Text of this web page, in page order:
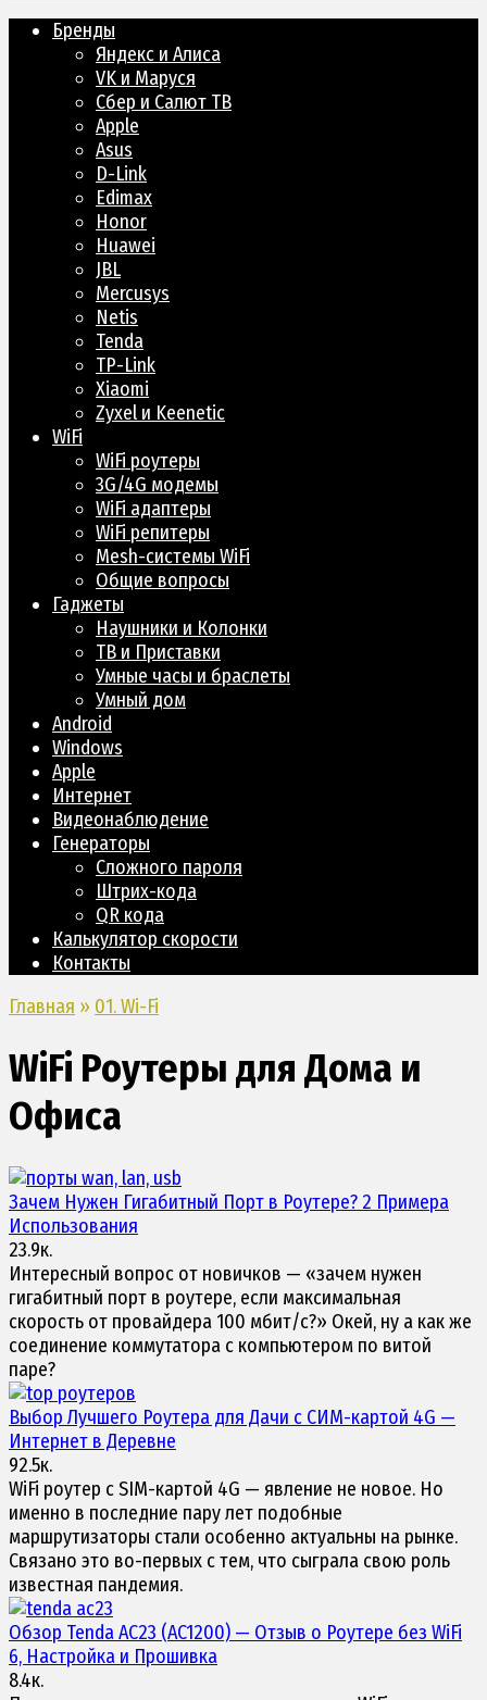
Бренды
Яндекс и Алиса
VK и Маруся
Сбер и Салют ТВ
Apple
Asus
D-Link
Edimax
Honor
Huawei
JBL
Mercusys
Netis
Tenda
TP-Link
Xiaomi
Zyxel и Keenetic
WiFi
WiFi роутеры
3G/4G модемы
WiFi адаптеры
WiFi репитеры
Mesh-системы WiFi
Общие вопросы
Гаджеты
Наушники и Колонки
ТВ и Приставки
Умные часы и браслеты
Умный дом
Android
Windows
Apple
Интернет
Видеонаблюдение
Генераторы
Сложного пароля
Штрих-кода
QR кода
Калькулятор скорости
Контакты
Главная » 01. Wi-Fi
WiFi Роутеры для Дома и
Офиса
Зачем Нужен Гигабитный Порт в Роутере? 2 Примера
Использования
23.9к.
Интересный вопрос от новичков — «зачем нужен
гигабитный порт в роутере, если максимальная
скорость от провайдера 100 мбит/с?» Окей, ну а как же
соединение коммутатора с компьютером по витой
паре?
Выбор Лучшего Роутера для Дачи с СИМ-картой 4G —
Интернет в Деревне
92.5к.
WiFi роутер с SIM-картой 4G — явление не новое. Но
именно в последние пару лет подобные
маршрутизаторы стали особенно актуальны на рынке.
Связано это во-первых с тем, что сыграла свою роль
известная пандемия.
Обзор Tenda AC23 (AC1200) — Отзыв о Роутере без WiFi
6, Настройка и Прошивка
8.4к.